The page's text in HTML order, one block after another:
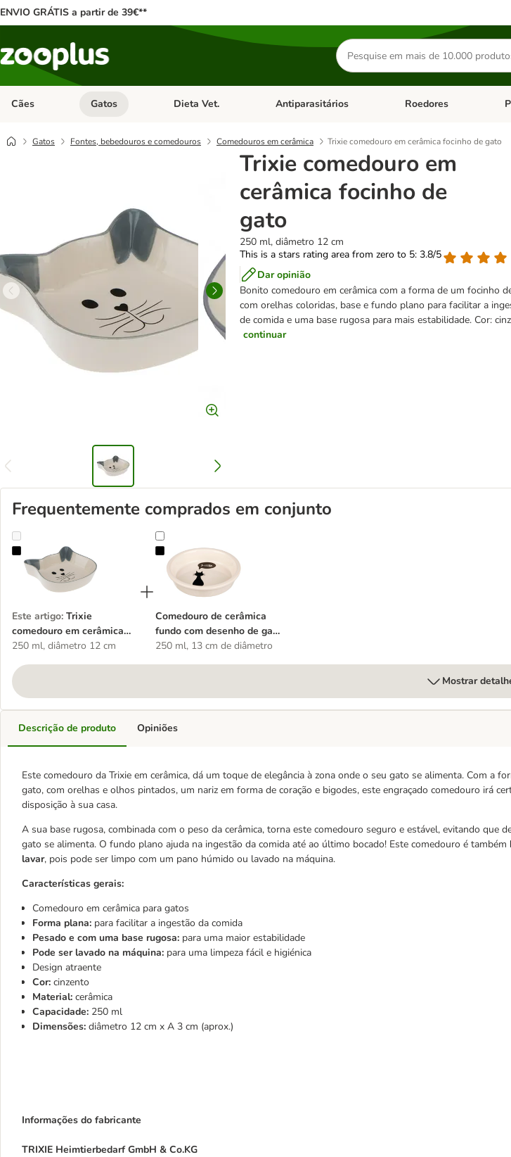
ENVIO GRÁTIS a partir de 39€**
Pesquisar
produtos
Cães Abrir menu de categoria: Cães
Gatos Abrir menu de categoria: Gatos
Dieta Vet. Abrir menu de categoria: Dieta Vet.
Antiparasitários Abrir menu de categoria:
Roedores
Gatos Fontes, bebedouros e comedouros Comedouros em cerâmica Trixie comedouro em cerâmica focinho de gato
Trixie comedouro em
cerâmica focinho de
gato
250 ml, diâmetro 12 cm
This is a stars rating area from zero to 5: 3.8/5
Dar opinião
Bonito comedouro em cerâmica com a forma de um focinho
com orelhas coloridas, base e fundo plano para facilitar a
de comida e uma base rugosa para mais estabilidade. Cor:
continuar
Frequentemente comprados em conjunto
Trixie comedouro em cerâmica focinho de gato
Este artigo: Trixie
comedouro em cerâmica
focinho de gato
250 ml, diâmetro 12 cm
Comedouro de cerâmica fundo com desenho de gato da Trixie
Comedouro de cerâmica
fundo com desenho de gato
da Trixie
250 ml, 13 cm de diâmetro
Mostrar
Descrição de produto
Este comedouro da Trixie em cerâmica, dá um toque de elegância à zona onde o seu gato se alimenta. Com a
gato, com orelhas e olhos pintados, um nariz em forma de coração e bigodes, este engraçado comedouro irá
disposição à sua casa.
A sua base rugosa, combinada com o peso da cerâmica, torna este comedouro seguro e estável, evitando que
gato se alimenta. O fundo plano ajuda na ingestão da comida até ao último bocado! Este comedouro é também
lavar, pois pode ser limpo com um pano húmido ou lavado na máquina.
Características gerais:
Comedouro em cerâmica para gatos
Forma plana: para facilitar a ingestão da comida
Pesado e com uma base rugosa: para uma maior estabilidade
Pode ser lavado na máquina: para uma limpeza fácil e higiénica
Design atraente
Cor: cinzento
Material: cerâmica
Capacidade: 250 ml
Dimensões: diâmetro 12 cm x A 3 cm (aprox.)
Informações do fabricante
TRIXIE Heimtierbedarf GmbH & Co.KG
Opiniões